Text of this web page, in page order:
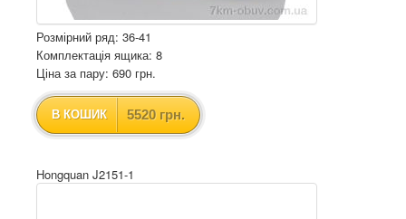
Розмірний ряд: 36-41
Комплектація ящика: 8
Ціна за пару: 690 грн.
В КОШИК 5520 грн.
Hongquan J2151-1